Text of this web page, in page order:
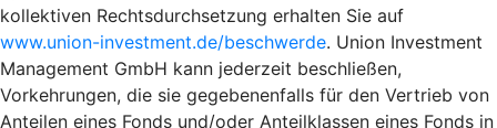
kollektiven Rechtsdurchsetzung erhalten Sie auf
www.union-investment.de/beschwerde. Union Investment
Management GmbH kann jederzeit beschließen,
Vorkehrungen, die sie gegebenenfalls für den Vertrieb von
Anteilen eines Fonds und/oder Anteilklassen eines Fonds in